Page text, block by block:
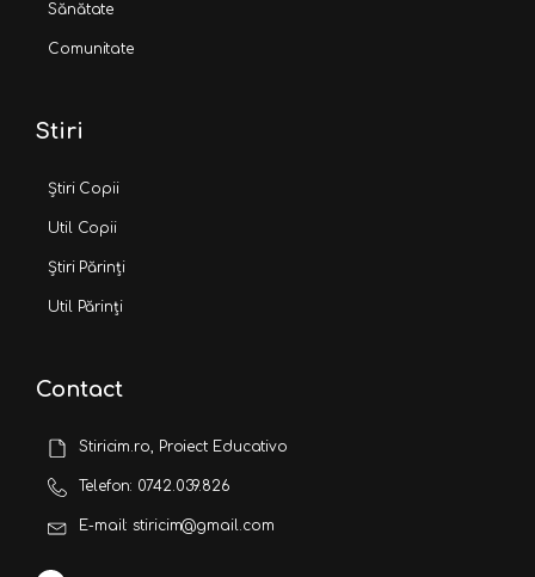
Sănătate
Comunitate
Stiri
Știri Copii
Util Copii
Știri Părinți
Util Părinți
Contact
Stiricim.ro, Proiect Educativo
Telefon: 0742.039.826
E-mail: stiricim@gmail.com